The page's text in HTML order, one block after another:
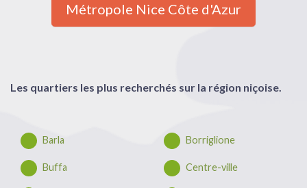
Métropole Nice Côte d'Azur
Les quartiers les plus recherchés sur la région niçoise.
Barla Borriglione
Buffa Centre-ville